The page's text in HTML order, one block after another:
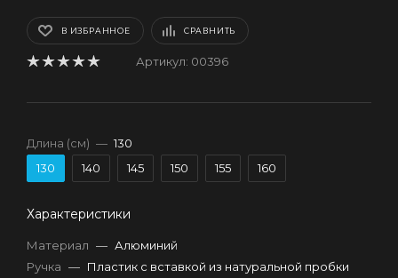
В ИЗБРАННОЕ СРАВНИТЬ
Артикул: 00396
Длина (см) — 130
130
140 145 150 155 160
Характеристики
Материал — Алюминий
Ручка — Пластик с вставкой из натуральной пробки